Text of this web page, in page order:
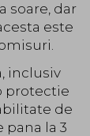
soare, dar
este
inclusiv
protectie
de
pana la 3